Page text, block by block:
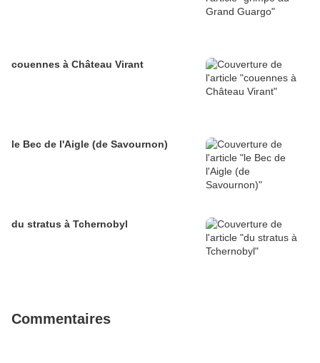
couennes à Château Virant
le Bec de l'Aigle (de Savournon)
du stratus à Tchernobyl
Commentaires